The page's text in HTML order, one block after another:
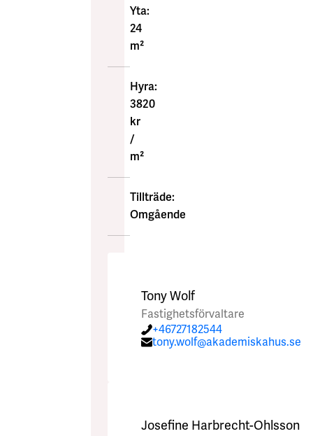
Yta:
24
m²
Hyra:
3820
kr
/
m²
Tillträde:
Omgående
Tony Wolf
Fastighetsförvaltare
+46727182544
tony.wolf@akademiskahus.se
Josefine Harbrecht-Ohlsson